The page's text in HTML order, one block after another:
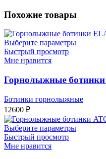
Похожие товары
Выберите параметры
Быстрый просмотр
Мне нравится
Горнолыжные
Ботинки горнолыжные
12600 ₽
Выберите параметры
Быстрый просмотр
Мне нравится